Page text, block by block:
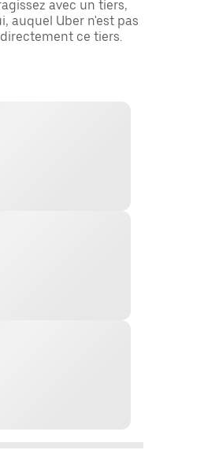
avec un tiers,
auquel Uber n'est pas
ce tiers.